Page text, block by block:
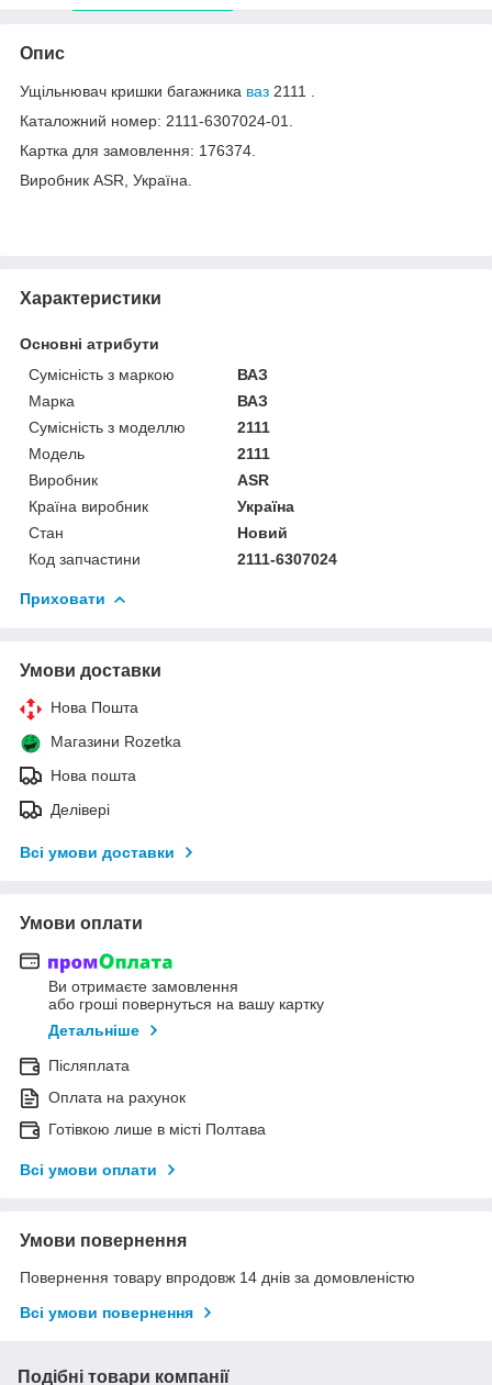
Опис
Ущільнювач кришки багажника ваз 2111 .
Каталожний номер: 2111-6307024-01.
Картка для замовлення: 176374.
Виробник ASR, Україна.
Характеристики
Основні атрибути
Сумісність з маркою
ВАЗ
Марка
ВАЗ
Сумісність з моделлю
2111
Модель
2111
Виробник
ASR
Країна виробник
Україна
Стан
Новий
Код запчастини
2111-6307024
Приховати
Умови доставки
Нова Пошта
Магазини Rozetka
Нова пошта
Делівері
Всі умови доставки
Умови оплати
Ви отримаєте замовлення
або гроші повернуться на вашу картку
Детальніше
Післяплата
Оплата на рахунок
Готівкою лише в місті Полтава
Всі умови оплати
Умови повернення
Повернення товару впродовж 14 днів за домовленістю
Всі умови повернення
Подібні товари компанії